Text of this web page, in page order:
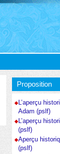
Proposition
L’aperçu
Adam (pslf)
L’aperçu
(pslf)
Aperçu
(pslf)